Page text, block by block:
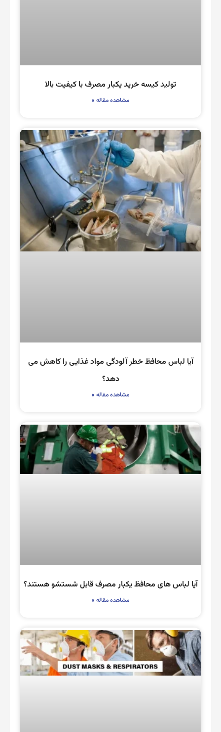
تولید کیسه خرید یکبار مصرف با کیفیت بالا
مشاهده مقاله »
آیا لباس محافظ خطر آلودگی مواد غذایی را کاهش می
دهد؟
مشاهده مقاله »
آیا لباس های محافظ یکبار مصرف قابل شستشو هستند؟
مشاهده مقاله »